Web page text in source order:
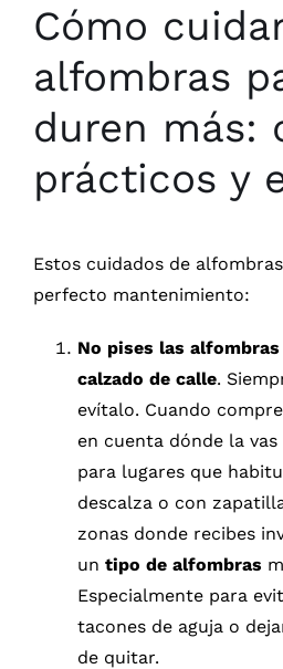
Cómo
alfombras
duren más:
prácticos y
Estos cuidados de
perfecto mantenimiento:
No pises las
calzado de calle.
evítalo. Cuando
en cuenta dónde la vas
para lugares que
descalza o con
zonas donde recibes
un tipo de alfombras
Especialmente para
tacones de aguja o
de quitar.